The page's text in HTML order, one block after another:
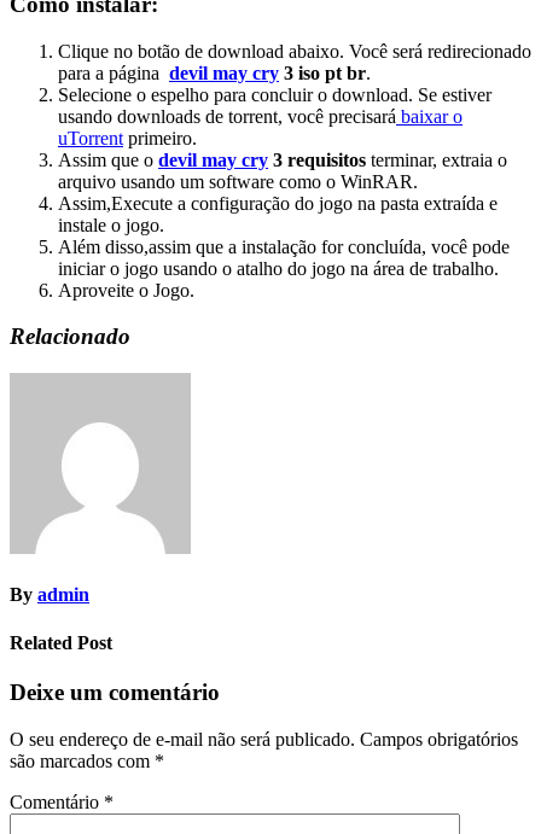
Clique no botão de download abaixo. Você será redirecionado
para a página devil may cry 3 iso pt br.
Selecione o espelho para concluir o download. Se estiver
usando downloads de torrent, você precisará baixar o
uTorrent primeiro.
Assim que o devil may cry 3 requisitos terminar, extraia o
arquivo usando um software como o WinRAR.
Assim,Execute a configuração do jogo na pasta extraída e
instale o jogo.
Além disso,assim que a instalação for concluída, você pode
iniciar o jogo usando o atalho do jogo na área de trabalho.
Aproveite o Jogo.
Relacionado
By admin
Related Post
Deixe um comentário
O seu endereço de e-mail não será publicado. Campos obrigatórios
são marcados com *
Comentário *